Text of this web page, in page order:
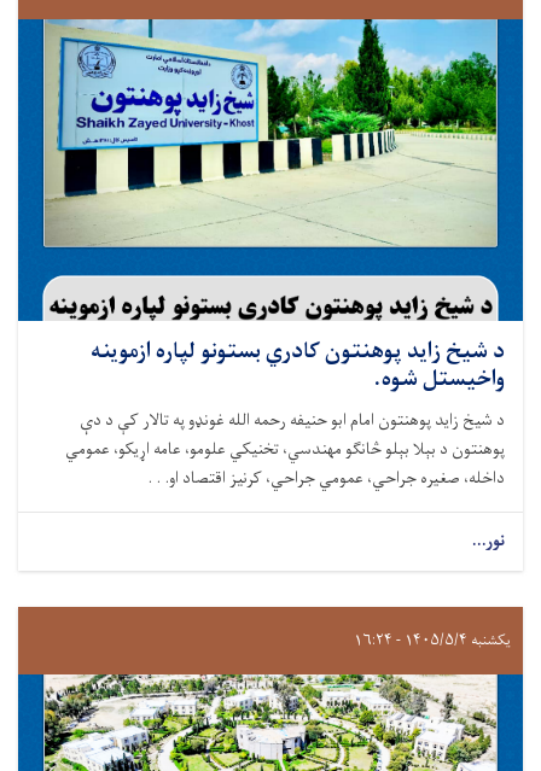
د شيخ زايد پوهنتون کادري بستونو لپاره ازموینه
واخيستل شوه.
د شيخ زايد پوهنتون امام ابو حنيفه رحمه الله غونډو په تالار کې د دې
پوهنتون د بېلا بېلو څانګو مهندسي، تخنیکي علومو، عامه اړيکو، عمومي
داخله، صغيره جراحي، عمومي جراحي، کرنيز اقتصاد او. . .
نور...
یکشنبه ۱۴۰۵/۵/۴ - ۱۶:۲۴